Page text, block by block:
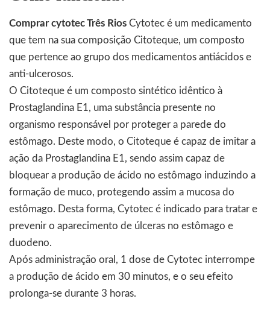
Comprar cytotec Três Rios Cytotec é um medicamento
que tem na sua composição Citoteque, um composto
que pertence ao grupo dos medicamentos antiácidos e
anti-ulcerosos.
O Citoteque é um composto sintético idêntico à
Prostaglandina E1, uma substância presente no
organismo responsável por proteger a parede do
estômago. Deste modo, o Citoteque é capaz de imitar a
ação da Prostaglandina E1, sendo assim capaz de
bloquear a produção de ácido no estômago induzindo a
formação de muco, protegendo assim a mucosa do
estômago. Desta forma, Cytotec é indicado para tratar e
prevenir o aparecimento de úlceras no estômago e
duodeno.
Após administração oral, 1 dose de Cytotec interrompe
a produção de ácido em 30 minutos, e o seu efeito
prolonga-se durante 3 horas.